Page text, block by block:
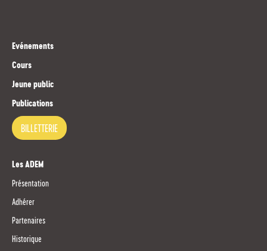
Evénements
Cours
Jeune public
Publications
BILLETTERIE
Les ADEM
Présentation
Adhérer
Partenaires
Historique